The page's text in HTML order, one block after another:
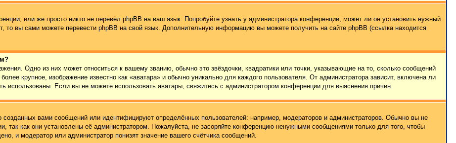
или же просто никто не перевёл phpBB на ваш язык. Попробуйте узнать у администратора конференции, может ли он установить нужный
то вы сами можете перевести phpBB на свой язык. Дополнительную информацию вы можете получить на сайте phpBB (ссылка находится
Одно из них может относиться к вашему званию, обычно это звёздочки, квадратики или точки, указывающие на то, сколько сообщений
крупное, изображение известно как «аватара» и обычно уникально для каждого пользователя. От администратора зависит, включена ли
использованы. Если вы не можете использовать аватары, свяжитесь с администратором конференции для выяснения причин.
вами сообщений или идентифицируют определённых пользователей: например, модераторов и администраторов. Обычно вы не
так как они установлены её администратором. Пожалуйста, не засоряйте конференцию ненужными сообщениями только для того, чтобы
и модератор или администратор понизят значение вашего счётчика сообщений.